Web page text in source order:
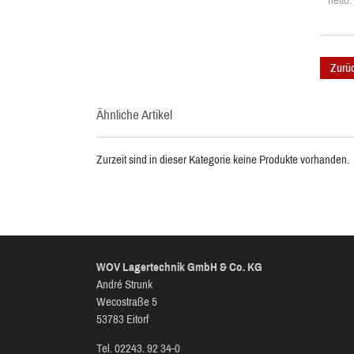
Ähnliche Artikel
Zurzeit sind in dieser Kategorie keine Produkte vorhanden.
WOV Lagertechnik GmbH & Co. KG
André Strunk
Wecostraße 5
53783 Eitorf
Tel. 02243. 92 34-0